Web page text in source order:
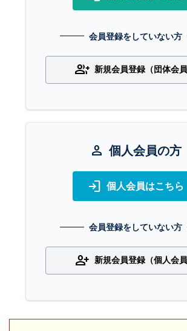
会員登録をしていない方
group_add 新規会員登録（団体会員
person 個人会員の方
login 個人会員はこちら
会員登録をしていない方
person_add 新規会員登録（個人会員